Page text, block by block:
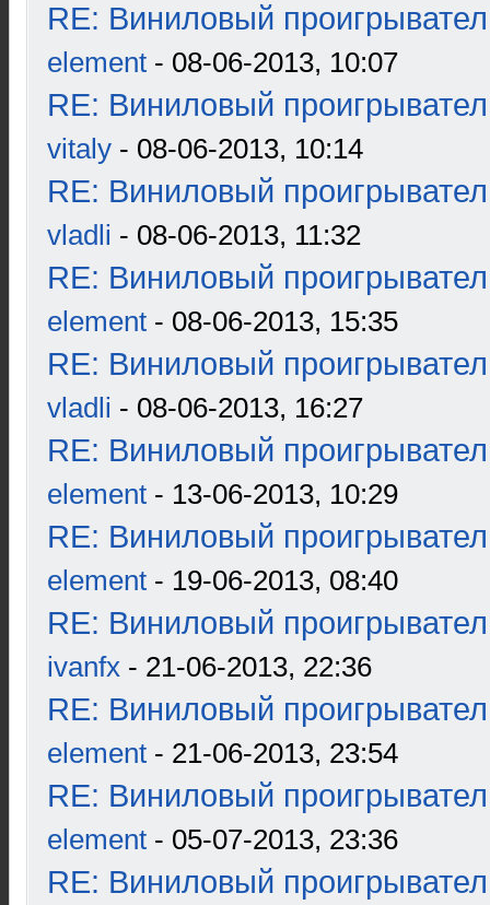
RE: Виниловый
element - 08-06-2013, 10:07
RE: Виниловый
vitaly - 08-06-2013, 10:14
RE: Виниловый
vladli - 08-06-2013, 11:32
RE: Виниловый
element - 08-06-2013, 15:35
RE: Виниловый
vladli - 08-06-2013, 16:27
RE: Виниловый
element - 13-06-2013, 10:29
RE: Виниловый
element - 19-06-2013, 08:40
RE: Виниловый
ivanfx - 21-06-2013, 22:36
RE: Виниловый
element - 21-06-2013, 23:54
RE: Виниловый
element - 05-07-2013, 23:36
RE: Виниловый